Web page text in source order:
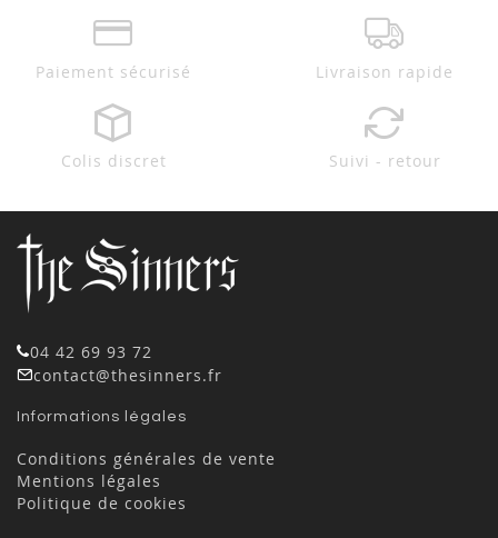
Paiement sécurisé Livraison rapide
Colis discret Suivi - retour
04 42 69 93 72
contact@thesinners.fr
Informations légales
Conditions générales de vente
Mentions légales
Politique de cookies